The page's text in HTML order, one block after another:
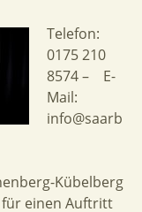
Telefon:
0175 210
8574 – E-
Mail:
info@saarb
Kübelberg
für einen Auftritt